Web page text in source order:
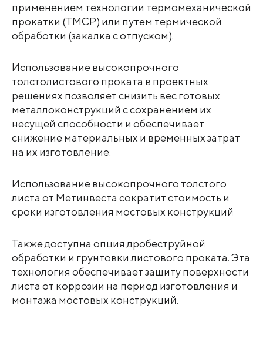
применением технологии термомеханической
прокатки (TMCP) или путем термической
обработки (закалка с отпуском).
Использование высокопрочного
толстолистового проката в проектных
решениях позволяет снизить вес готовых
металлоконструкций с сохранением их
несущей способности и обеспечивает
снижение материальных и временных затрат
на их изготовление.
Использование высокопрочного толстого
листа от Метинвеста сократит стоимость и
сроки изготовления мостовых конструкций
Также доступна опция дробеструйной
обработки и грунтовки листового проката. Эта
технология обеспечивает защиту поверхности
листа от коррозии на период изготовления и
монтажа мостовых конструкций.